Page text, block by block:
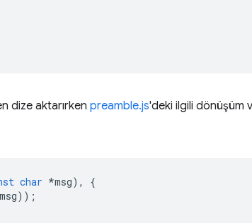
dize aktarırken preamble.js'deki ilgili dönüşüm
char *msg),
{
msg));